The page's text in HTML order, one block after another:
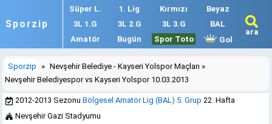
Sporzip
Süper L. 1. Lig Kırmızı
Beyaz
3L 1.G
3L 2.G 3L 3.G
BAL
Amatör
Bugün Spor Toto Gol
ara
Sporzip » Nevşehir Belediye - Kayseri Yolspor Maçları »
Nevşehir Belediyespor vs Kayseri Yolspor 10.03.2013
2012-2013 SezonuBölgesel Amatör Lig (BAL) 5. Grup 22. Hafta
Nevşehir Gazi Stadyumu